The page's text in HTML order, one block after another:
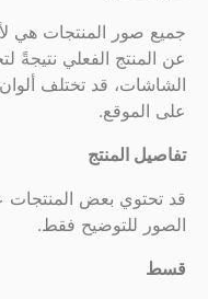
جميع صور المنتجات هي
عن المنتج الفعلي نتيجةً
الشاشات، قد تختلف
على الموقع.
تفاصيل المنتج
قد تحتوي بعض
الصور للتوضيح فقط.
قسط